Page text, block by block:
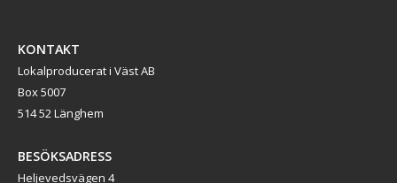
KONTAKT
Lokalproducerat i Väst AB
Box 5007
514 52 Länghem
BESÖKSADRESS
Heljevedsvägen 4